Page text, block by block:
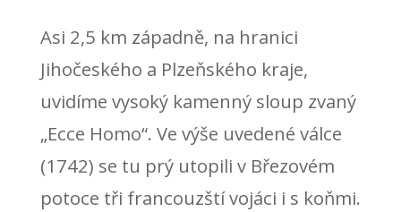
Asi 2,5 km západně, na hranici
Jihočeského a Plzeňského kraje,
uvidíme vysoký kamenný sloup zvaný
„Ecce Homo“. Ve výše uvedené válce
(1742) se tu prý utopili v Březovém
potoce tři francouzští vojáci i s koňmi.